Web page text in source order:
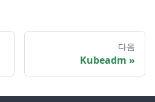
다음
Kubeadm